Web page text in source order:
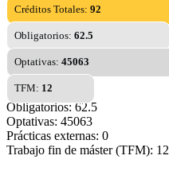
Créditos Totales: 92
Obligatorios: 62.5
Optativas: 45063
TFM: 12
Obligatorios: 62.5
Optativas: 45063
Prácticas externas: 0
Trabajo fin de máster (TFM): 12